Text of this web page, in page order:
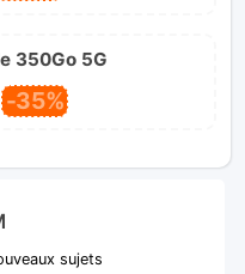
350Go 5G
-35%
sujets